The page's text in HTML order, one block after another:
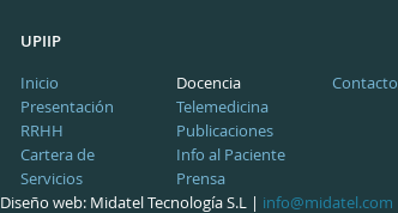
UPIIP
Inicio
Presentación
RRHH
Cartera de
Servicios
Docencia
Telemedicina
Publicaciones
Info al Paciente
Prensa
Contacto
Diseño web: Midatel Tecnología S.L | info@midatel.com